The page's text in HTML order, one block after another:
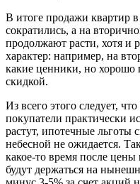
В итоге продажи квартир
сократились, а на
продолжают расти, хотя и
характер: например, на
какие ценники, но хорошо
скидкой.
Из всего этого следует,
покупатели практически
растут, ипотечные
небесной не ожидается.
какое-то время после
будут держаться на